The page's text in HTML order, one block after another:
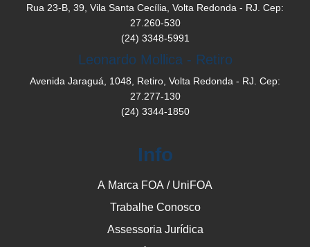
Rua 23-B, 39, Vila Santa Cecília, Volta Redonda - RJ. Cep:
27.260-530
(24) 3348-5991
Leonardo Mollica - Retiro
Avenida Jaraguá, 1048, Retiro, Volta Redonda - RJ. Cep:
27.277-130
(24) 3344-1850
Info
A Marca FOA / UniFOA
Trabalhe Conosco
Assessoria Jurídica